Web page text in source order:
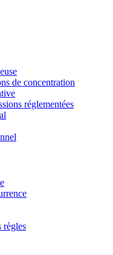
de concentration
réglementées
règles